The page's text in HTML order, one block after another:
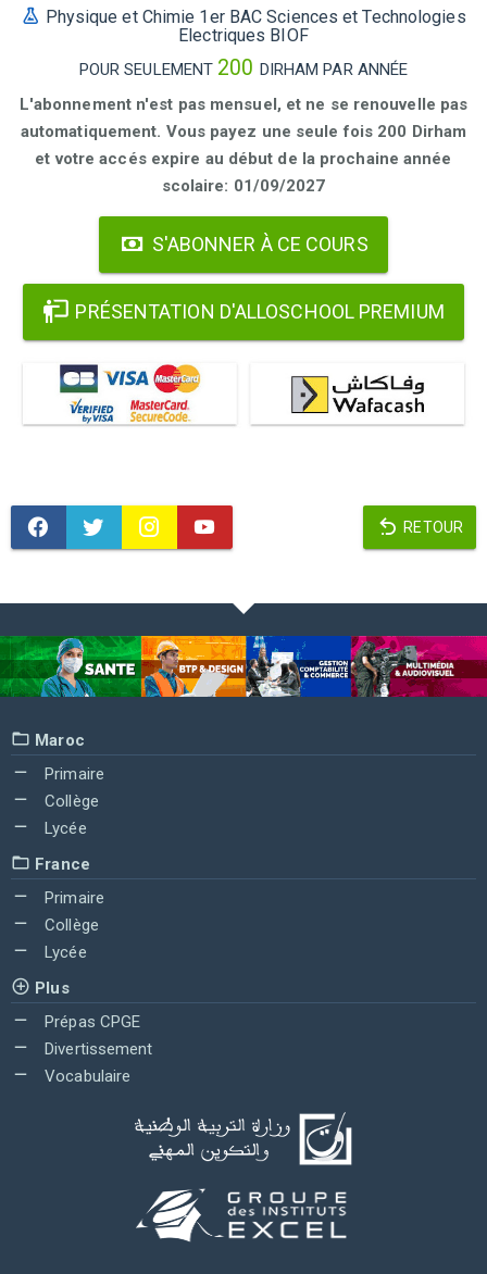
Physique et Chimie 1er BAC Sciences et Technologies
Electriques BIOF
POUR SEULEMENT 200 DIRHAM PAR ANNÉE
L'abonnement n'est pas mensuel, et ne se renouvelle pas
automatiquement. Vous payez une seule fois 200 Dirham
et votre accés expire au début de la prochaine année
scolaire: 01/09/2027
S'ABONNER À CE COURS
PRÉSENTATION D'ALLOSCHOOL PREMIUM
RETOUR
Maroc
Primaire
Collège
Lycée
France
Primaire
Collège
Lycée
Plus
Prépas CPGE
Divertissement
Vocabulaire